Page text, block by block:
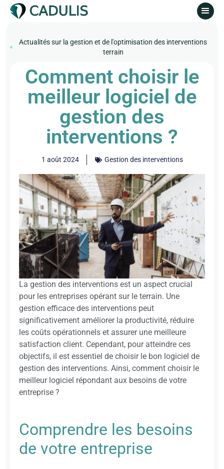
Actualités sur la gestion et de l'optimisation des interventions
terrain
Comment choisir le
meilleur logiciel de
gestion des
interventions ?
1 août 2024 Gestion des interventions
La gestion des interventions est un aspect crucial
pour les entreprises opérant sur le terrain. Une
gestion efficace des interventions peut
significativement améliorer la productivité, réduire
les coûts opérationnels et assurer une meilleure
satisfaction client. Cependant, pour atteindre ces
objectifs, il est essentiel de choisir le bon logiciel de
gestion des interventions. Ainsi, comment choisir le
meilleur logiciel répondant aux besoins de votre
entreprise ?
Comprendre les besoins
de votre entreprise